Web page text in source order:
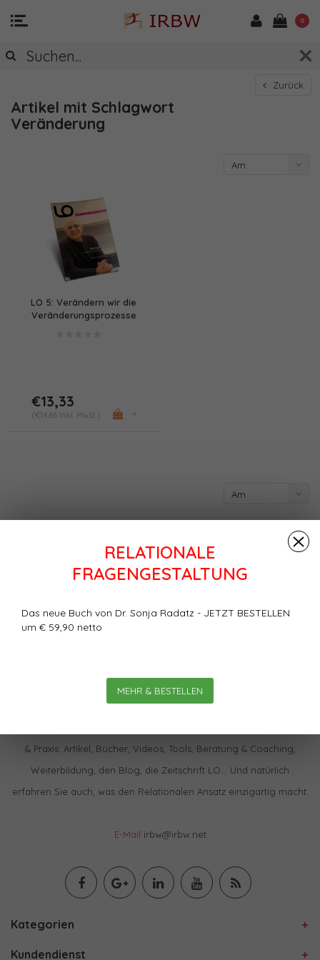
RELATIONALE
FRAGENGESTALTUNG
Das neue Buch von Dr. Sonja Radatz - JETZT BESTELLEN
um € 59,90 netto
MEHR & BESTELLEN
0
Zurück
Artikel mit Schlagwort
Veränderung
Am
LO 5: Verändern wir die
Veränderungsprozesse
€13,33
(€14,66 Inkl. MwSt.) +
Am
& Praxis: Artikel, Bücher, Videos, Tools, Beratung & Coaching,
Weiterbildung, den Blog, die Zeitschrift LO… Und natürlich
erfahren Sie auch, was den Relationalen Ansatz einzigartig macht.
E-Mail irbw@irbw.net
Kategorien
Kundendienst